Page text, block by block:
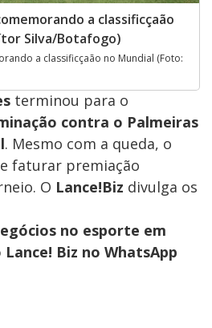
a classificçaão
Silva/Botafogo)
a classificçaão no Mundial (Foto:
terminou para o
contra o Palmeiras
. Mesmo com a queda, o
faturar premiação
O Lance!Biz divulga os
no esporte em
Biz no WhatsApp